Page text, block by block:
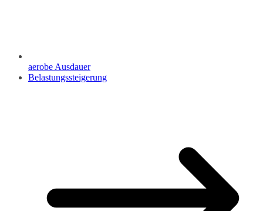
aerobe Ausdauer
Belastungssteigerung